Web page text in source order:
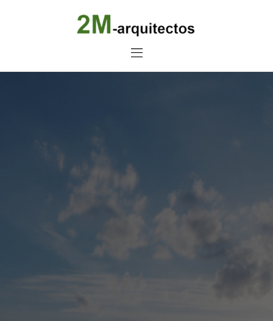
Presupuesto Online